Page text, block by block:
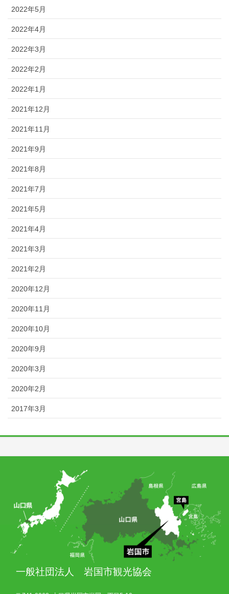
2022年5月
2022年4月
2022年3月
2022年2月
2022年1月
2021年12月
2021年11月
2021年9月
2021年8月
2021年7月
2021年5月
2021年4月
2021年3月
2021年2月
2020年12月
2020年11月
2020年10月
2020年9月
2020年3月
2020年2月
2017年3月
一般社団法人 岩国市観光協会